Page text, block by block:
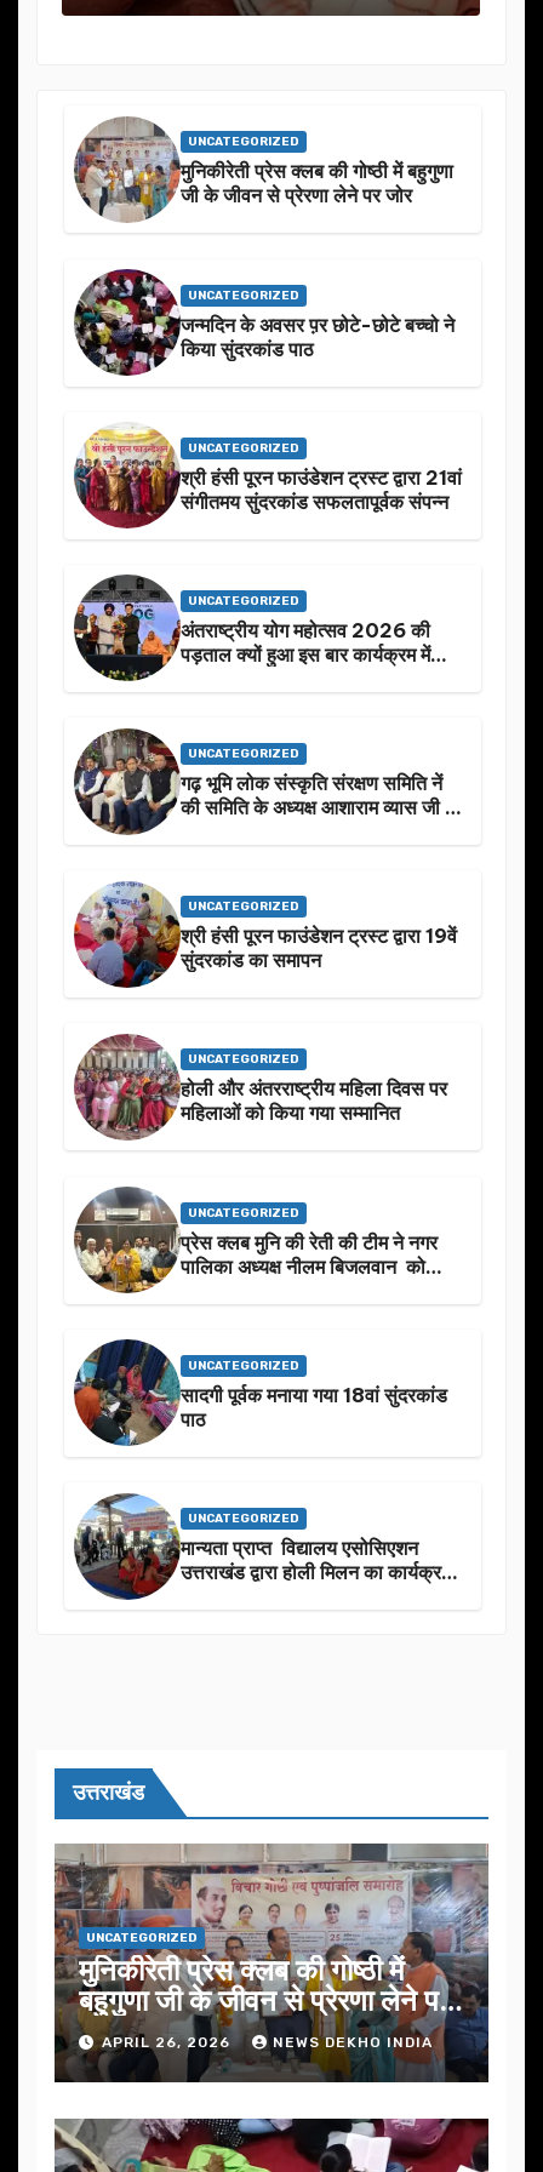
UNCATEGORIZED
मुनिकीरेती प्रेस क्लब की गोष्ठी में बहुगुणा
जी के जीवन से प्रेरणा लेने पर जोर
UNCATEGORIZED
जन्मदिन के अवसर प़र छोटे-छोटे बच्चो ने
किया सुंदरकांड पाठ
UNCATEGORIZED
श्री हंसी पूरन फाउंडेशन ट्रस्ट द्वारा 21वां
संगीतमय सुंदरकांड सफलतापूर्वक संपन्न
UNCATEGORIZED
अंतराष्ट्रीय योग महोत्सव 2026 की
पड़ताल क्यों हुआ इस बार कार्यक्रम में
UNCATEGORIZED
गढ़ भूमि लोक संस्कृति संरक्षण समिति नें
की समिति के अध्यक्ष आशाराम व्यास जी के
UNCATEGORIZED
श्री हंसी पूरन फाउंडेशन ट्रस्ट द्वारा 19वें
सुंदरकांड का समापन
UNCATEGORIZED
होली और अंतरराष्ट्रीय महिला दिवस पर
महिलाओं को किया गया सम्मानित
UNCATEGORIZED
प्रेस क्लब मुनि की रेती की टीम ने नगर
पालिका अध्यक्ष नीलम बिजलवान को
UNCATEGORIZED
सादगी पूर्वक मनाया गया 18वां सुंदरकांड
पाठ
UNCATEGORIZED
मान्यता प्राप्त विद्यालय एसोसिएशन
उत्तराखंड द्वारा होली मिलन का कार्यक्रम
उत्तराखंड
UNCATEGORIZED
मुनिकीरेती प्रेस क्लब की गोष्ठी में
बहुगुणा जी के जीवन से प्रेरणा लेने पर
जोरAPRIL 26, 2026 NEWS DEKHO INDIA